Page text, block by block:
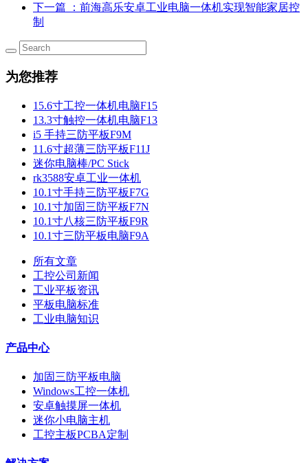
下一篇
：前海高乐安卓工业电脑一体机实现智能家居控
制
为您推荐
15.6寸工控一体机电脑F15
13.3寸触控一体机电脑F13
i5 手持三防平板F9M
11.6寸超薄三防平板F11J
迷你电脑棒/PC Stick
rk3588安卓工业一体机
10.1寸手持三防平板F7G
10.1寸加固三防平板F7N
10.1寸八核三防平板F9R
10.1寸三防平板电脑F9A
所有文章
工控公司新闻
工业平板资讯
平板电脑标准
工业电脑知识
产品中心
加固三防平板电脑
Windows工控一体机
安卓触摸屏一体机
迷你小电脑主机
工控主板PCBA定制